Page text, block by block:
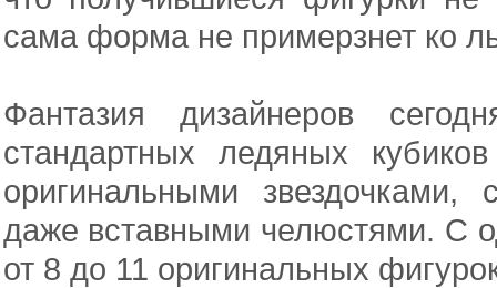
сама форма не примерзнет ко
Фантазия дизайнеров
стандартных ледяных
оригинальными
даже вставными челюстями. С
от 8 до 11 оригинальных